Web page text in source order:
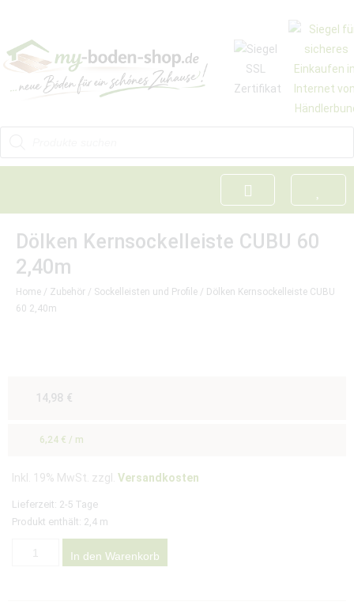
Dölken Kernsockelleiste CUBU 60
2,40m
Home / Zubehör / Sockelleisten und Profile / Dölken Kernsockelleiste CUBU
60 2,40m
14,98 €
6,24 € / m
Inkl. 19% MwSt. zzgl. Versandkosten
Lieferzeit: 2-5 Tage
Produkt enthält: 2,4 m
In den Warenkorb